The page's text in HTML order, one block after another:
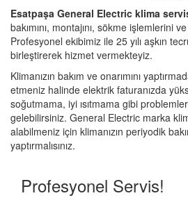
Esatpaşa General Electric klima
bakımını, montajını, sökme işlemlerini
Profesyonel ekibimiz ile 25 yılı aşkın
birleştirerek hizmet vermekteyiz.
Klimanızın bakım ve onarımını
etmeniz halinde elektrik faturanızda
soğutmama, iyi ısıtmama gibi
gelebilirsiniz. General Electric marka
alabilmeniz için klimanızın periyodik
yaptırmalısınız.
Profesyonel Servis!